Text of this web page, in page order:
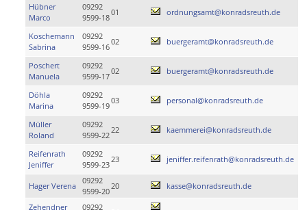
Hübner
Marco
09292
9599-18
01 ordnungsamt@konradsreuth.de
Koschemann
Sabrina
09292
9599-16
02 buergeramt@konradsreuth.de
Poschert
Manuela
09292
9599-17
02 buergeramt@konradsreuth.de
Döhla
Marina
09292
9599-19
03 personal@konradsreuth.de
Müller
Roland
09292
9599-22
22 kaemmerei@konradsreuth.de
Reifenrath
Jeniffer
09292
9599-23
23 jeniffer.reifenrath@konradsreuth.de
Hager Verena
09292
9599-20
20 kasse@konradsreuth.de
Zehendner
09292